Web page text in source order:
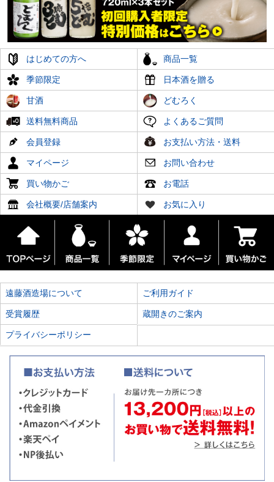
はじめての方へ 商品一覧
季節限定 日本酒を贈る
甘酒 どむろく
送料無料商品 よくあるご質問
会員登録 お支払い方法・送料
マイページ お問い合わせ
買い物かご お電話
会社概要/店舗案内 お気に入り
遠藤酒造場について ご利用ガイド
受賞履歴 蔵開きのご案内
プライバシーポリシー